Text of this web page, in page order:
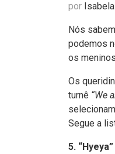
por
Nós
podemos
os
Os
turnê “We
Segue a
5.